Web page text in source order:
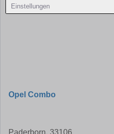
Einstellungen
Opel Combo
Paderborn, 33106